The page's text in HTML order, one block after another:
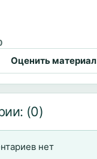
Оценить материал
(0)
нет